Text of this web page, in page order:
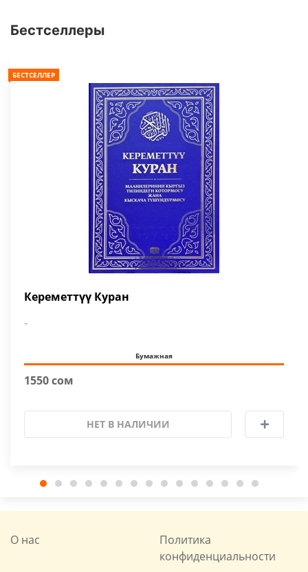
Бестселлеры
БЕСТСЕЛЛЕР
Кереметтүү Куран
-
Бумажная
1550 сом
НЕТ В НАЛИЧИИ
О нас
Политика
конфиденциальности